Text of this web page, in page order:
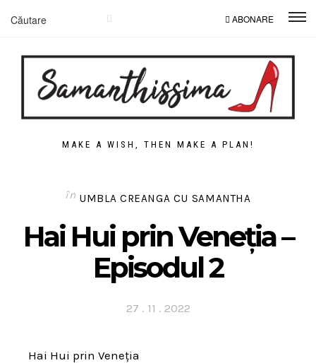
ABONARE
MAKE A WISH, THEN MAKE A PLAN!
în UMBLA CREANGA CU SAMANTHA
Hai Hui prin Veneția –
Episodul 2
Posted
27 . 11 . 2022
Hai Hui prin Veneția